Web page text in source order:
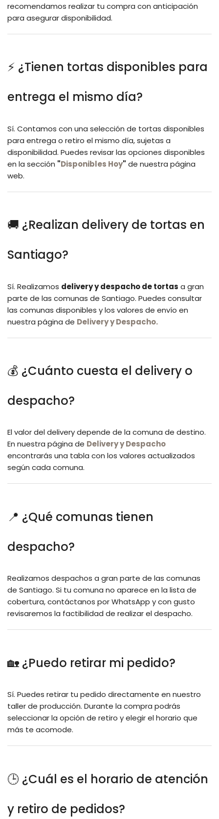
recomendamos realizar tu compra con anticipación
para asegurar disponibilidad.
⚡ ¿Tienen tortas disponibles para
entrega el mismo día?
Sí. Contamos con una selección de tortas disponibles
para entrega o retiro el mismo día, sujetas a
disponibilidad. Puedes revisar las opciones disponibles
en la sección "Disponibles Hoy" de nuestra página
web.
🚚 ¿Realizan delivery de tortas en
Santiago?
Sí. Realizamos delivery y despacho de tortas a gran
parte de las comunas de Santiago. Puedes consultar
las comunas disponibles y los valores de envío en
nuestra página de Delivery y Despacho.
💰 ¿Cuánto cuesta el delivery o
despacho?
El valor del delivery depende de la comuna de destino.
En nuestra página de Delivery y Despacho
encontrarás una tabla con los valores actualizados
según cada comuna.
📍 ¿Qué comunas tienen
despacho?
Realizamos despachos a gran parte de las comunas
de Santiago. Si tu comuna no aparece en la lista de
cobertura, contáctanos por WhatsApp y con gusto
revisaremos la factibilidad de realizar el despacho.
🏡 ¿Puedo retirar mi pedido?
Sí. Puedes retirar tu pedido directamente en nuestro
taller de producción. Durante la compra podrás
seleccionar la opción de retiro y elegir el horario que
más te acomode.
🕒 ¿Cuál es el horario de atención
y retiro de pedidos?